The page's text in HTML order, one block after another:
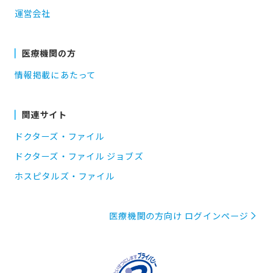
運営会社
医療機関の方
情報掲載にあたって
関連サイト
ドクターズ・ファイル
ドクターズ・ファイル ジョブズ
ホスピタルズ・ファイル
医療機関の方向け ログインページ